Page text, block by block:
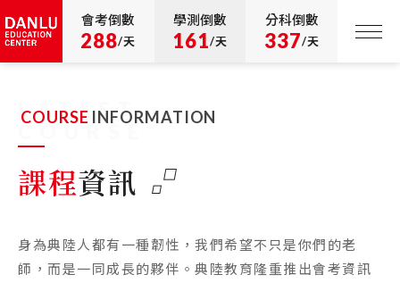
會考倒數
288/天
學測倒數
161/天
分科倒數
337/天
LATEST
COURSE INFORMATION
課程資訊
身為典陸人都有一種韌性，我們希望不只是你們的老
師，而是一同成長的夥伴。典陸教育隆重推出會考資訊